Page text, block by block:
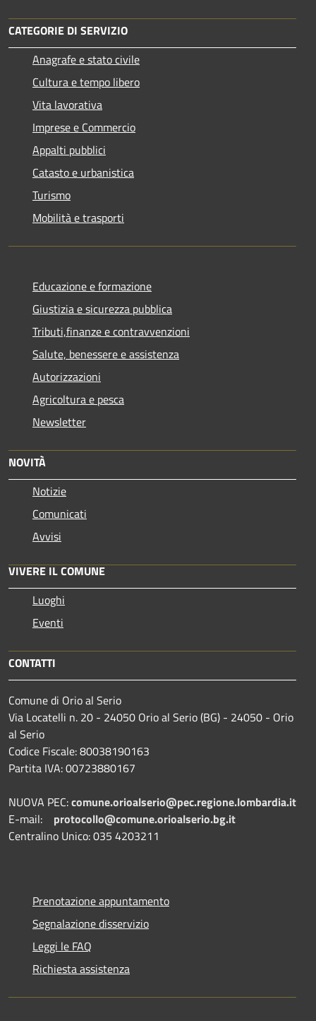
CATEGORIE DI SERVIZIO
Anagrafe e stato civile
Cultura e tempo libero
Vita lavorativa
Imprese e Commercio
Appalti pubblici
Catasto e urbanistica
Turismo
Mobilità e trasporti
Educazione e formazione
Giustizia e sicurezza pubblica
Tributi,finanze e contravvenzioni
Salute, benessere e assistenza
Autorizzazioni
Agricoltura e pesca
Newsletter
NOVITÀ
Notizie
Comunicati
Avvisi
VIVERE IL COMUNE
Luoghi
Eventi
CONTATTI
Comune di Orio al Serio
Via Locatelli n. 20 - 24050 Orio al Serio (BG) - 24050 - Orio
al Serio
Codice Fiscale: 80038190163
Partita IVA: 00723880167
NUOVA PEC:comune.orioalserio@pec.regione.lombardia.it
E-mail: protocollo@comune.orioalserio.bg.it
Centralino Unico: 035 4203211
Prenotazione appuntamento
Segnalazione disservizio
Leggi le FAQ
Richiesta assistenza